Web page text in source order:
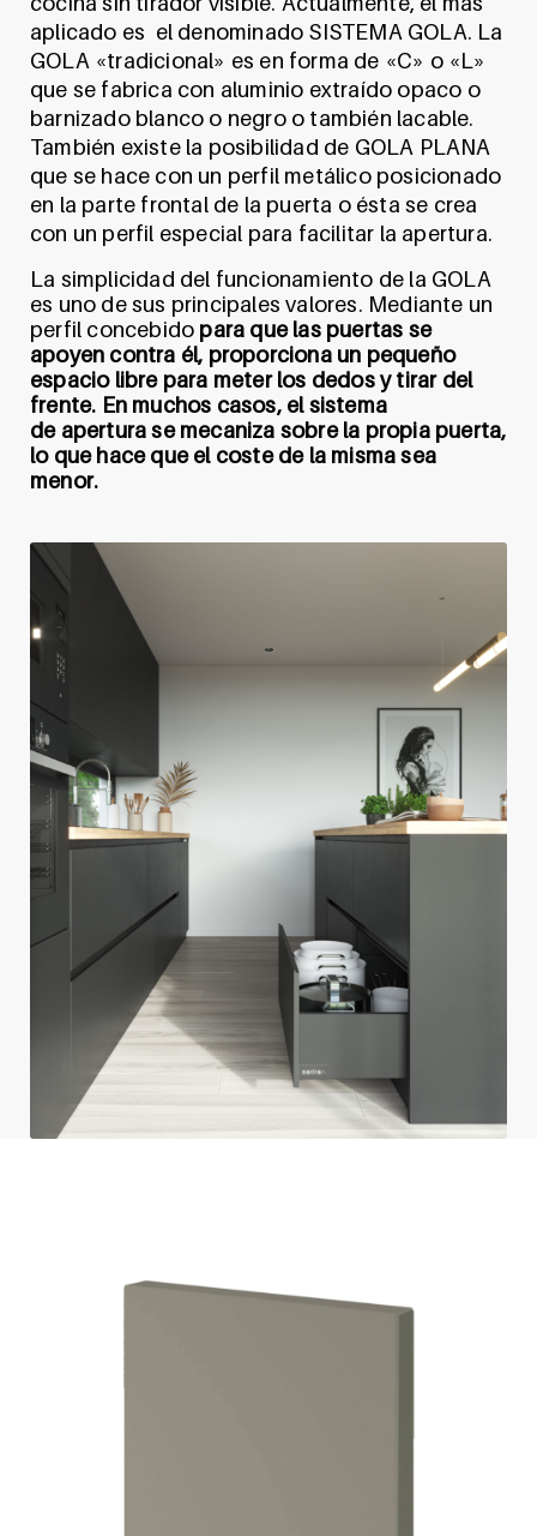
aplicado es el denominado SISTEMA GOLA. La
GOLA «tradicional» es en forma de «C» o «L»
que se fabrica con aluminio extraído opaco o
barnizado blanco o negro o también lacable.
También existe la posibilidad de GOLA PLANA
que se hace con un perfil metálico posicionado
en la parte frontal de la puerta o ésta se crea
con un perfil especial para facilitar la apertura.
La simplicidad del funcionamiento de la GOLA
es uno de sus principales valores. Mediante un
perfil concebido para que las puertas se
apoyen contra él, proporciona un pequeño
espacio libre para meter los dedos y tirar del
frente. En muchos casos, el sistema
de apertura se mecaniza sobre la propia puerta,
lo que hace que el coste de la misma sea
menor.